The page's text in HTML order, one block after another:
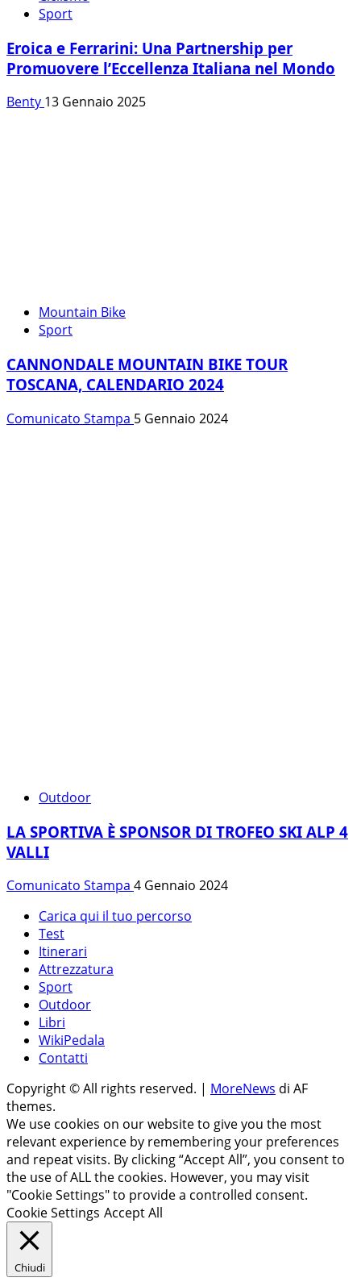
Sport
Eroica e Ferrarini: Una Partnership per
Promuovere l’Eccellenza Italiana nel Mondo
Benty 13 Gennaio 2025
Mountain Bike
Sport
CANNONDALE MOUNTAIN BIKE TOUR
TOSCANA, CALENDARIO 2024
Comunicato Stampa 5 Gennaio 2024
Outdoor
LA SPORTIVA È SPONSOR DI TROFEO SKI ALP 4
VALLI
Comunicato Stampa 4 Gennaio 2024
Carica qui il tuo percorso
Test
Itinerari
Attrezzatura
Sport
Outdoor
Libri
WikiPedala
Contatti
Copyright © All rights reserved. | MoreNews di AF
themes.
We use cookies on our website to give you the most
relevant experience by remembering your preferences
and repeat visits. By clicking “Accept All”, you consent to
the use of ALL the cookies. However, you may visit
"Cookie Settings" to provide a controlled consent.
Cookie Settings Accept All
Chiudi